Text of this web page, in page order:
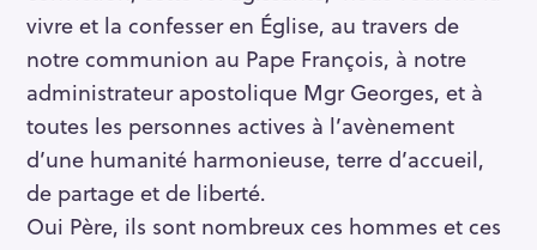
vivre et la confesser en Église, au travers de
notre communion au Pape François, à notre
administrateur apostolique Mgr Georges, et à
toutes les personnes actives à l’avènement
d’une humanité harmonieuse, terre d’accueil,
de partage et de liberté.
Oui Père, ils sont nombreux ces hommes et ces